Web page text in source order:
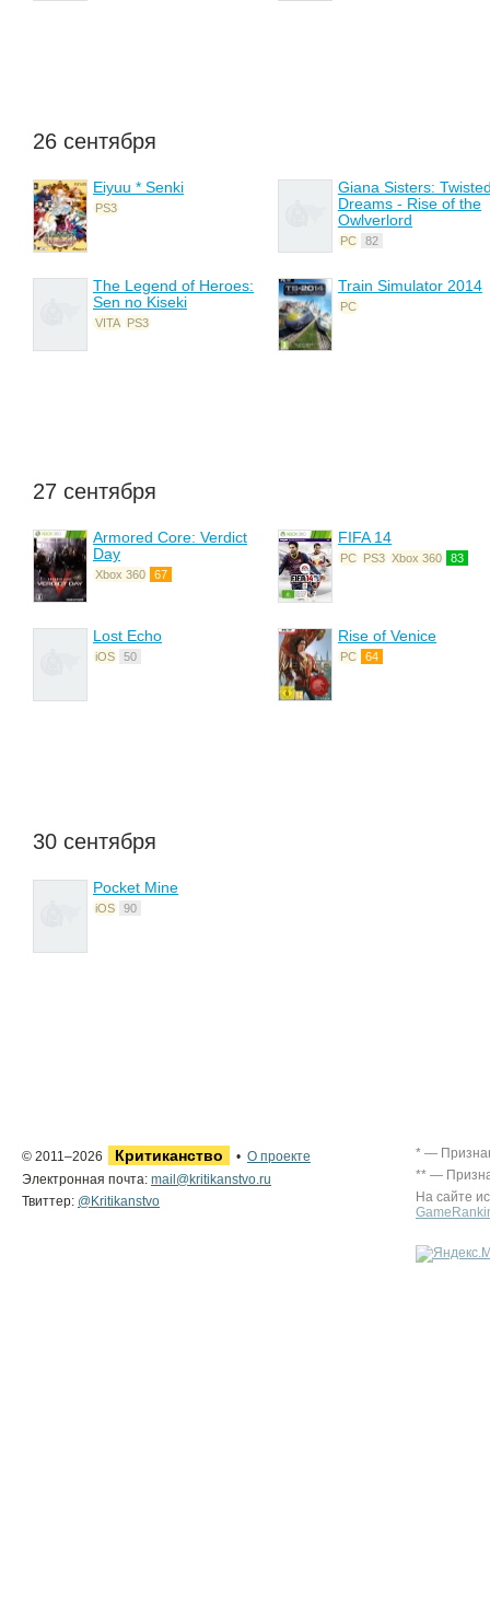
26 сентября
Eiyuu * Senki
PS3
Giana Sisters:
Dreams - Rise of the
Owlverlord
PC 82
The Legend of Heroes:
Sen no Kiseki
VITA PS3
Train Simulator 2014
PC
27 сентября
Armored Core: Verdict
Day
Xbox 360 67
FIFA 14
PC PS3 Xbox 360 83
Lost Echo
iOS 50
Rise of Venice
PC 64
30 сентября
Pocket Mine
iOS 90
© 2011–2026 Критиканство • О проекте
Электронная почта: mail@kritikanstvo.ru
Твиттер: @Kritikanstvo
* —
** —
На сайте